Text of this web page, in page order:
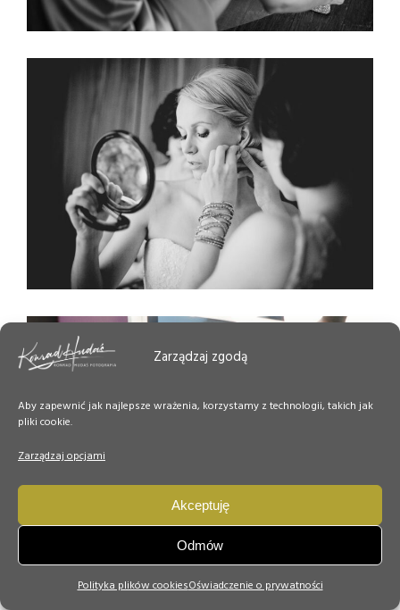
Zarządzaj zgodą
Aby zapewnić jak najlepsze wrażenia, korzystamy z technologii, takich jak
pliki cookie.
Zarządzaj opcjami
Akceptuję
Odmów
Polityka plików cookiesOświadczenie o prywatności